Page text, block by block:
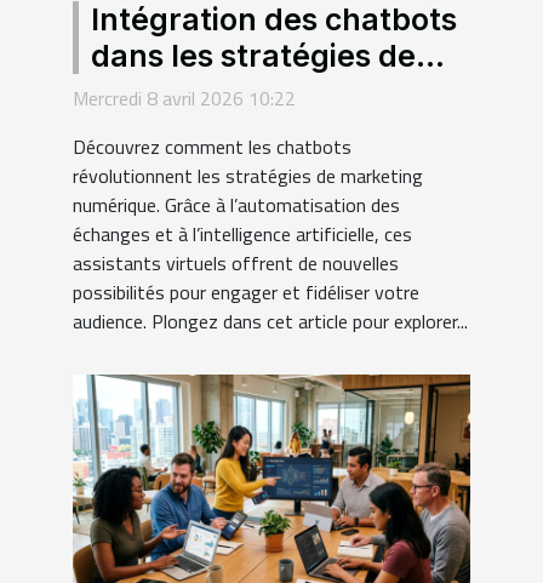
Intégration des chatbots
dans les stratégies de
marketing numérique
Mercredi 8 avril 2026 10:22
Découvrez comment les chatbots
révolutionnent les stratégies de marketing
numérique. Grâce à l’automatisation des
échanges et à l’intelligence artificielle, ces
assistants virtuels offrent de nouvelles
possibilités pour engager et fidéliser votre
audience. Plongez dans cet article pour explorer...